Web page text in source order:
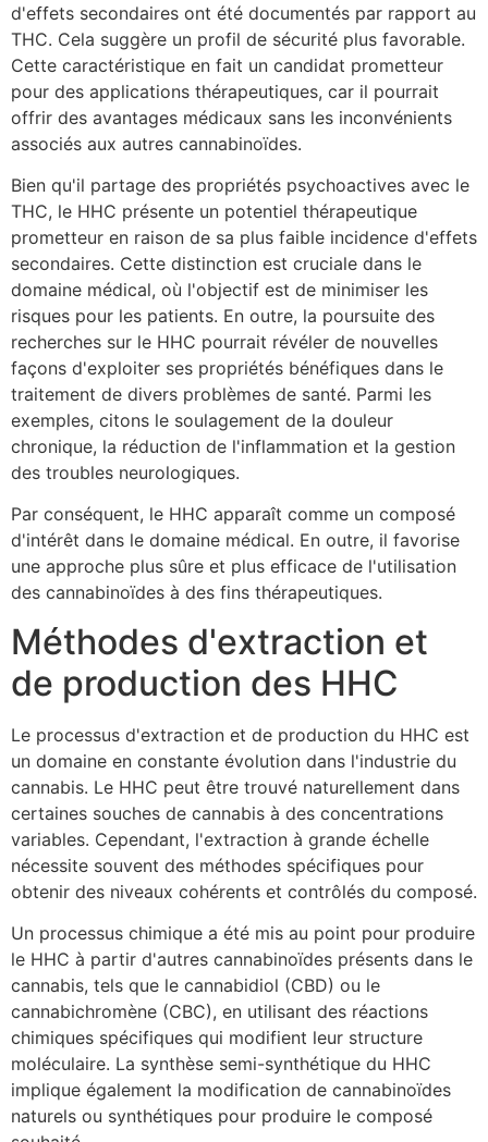
d'effets secondaires ont été documentés par rapport au
THC. Cela suggère un profil de sécurité plus favorable.
Cette caractéristique en fait un candidat prometteur
pour des applications thérapeutiques, car il pourrait
offrir des avantages médicaux sans les inconvénients
associés aux autres cannabinoïdes.
Bien qu'il partage des propriétés psychoactives avec le
THC, le HHC présente un potentiel thérapeutique
prometteur en raison de sa plus faible incidence d'effets
secondaires. Cette distinction est cruciale dans le
domaine médical, où l'objectif est de minimiser les
risques pour les patients. En outre, la poursuite des
recherches sur le HHC pourrait révéler de nouvelles
façons d'exploiter ses propriétés bénéfiques dans le
traitement de divers problèmes de santé. Parmi les
exemples, citons le soulagement de la douleur
chronique, la réduction de l'inflammation et la gestion
des troubles neurologiques.
Par conséquent, le HHC apparaît comme un composé
d'intérêt dans le domaine médical. En outre, il favorise
une approche plus sûre et plus efficace de l'utilisation
des cannabinoïdes à des fins thérapeutiques.
Méthodes d'extraction et
de production des HHC
Le processus d'extraction et de production du HHC est
un domaine en constante évolution dans l'industrie du
cannabis. Le HHC peut être trouvé naturellement dans
certaines souches de cannabis à des concentrations
variables. Cependant, l'extraction à grande échelle
nécessite souvent des méthodes spécifiques pour
obtenir des niveaux cohérents et contrôlés du composé.
Un processus chimique a été mis au point pour produire
le HHC à partir d'autres cannabinoïdes présents dans le
cannabis, tels que le cannabidiol (CBD) ou le
cannabichromène (CBC), en utilisant des réactions
chimiques spécifiques qui modifient leur structure
moléculaire. La synthèse semi-synthétique du HHC
implique également la modification de cannabinoïdes
naturels ou synthétiques pour produire le composé